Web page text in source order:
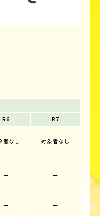
R6
R7
者なし 対象者なし
ー ー
ー ー